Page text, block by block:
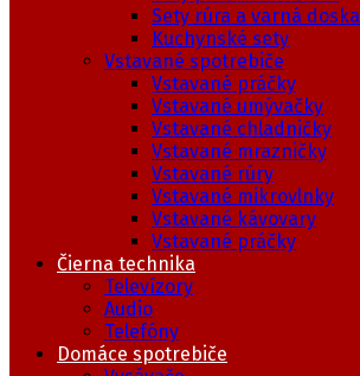
Sety rúra a varná doska
Kuchynské sety
Vstavané spotrebiče
Vstavané práčky
Vstavané umývačky
Vstavané chladničky
Vstavané mrazničky
Vstavané rúry
Vstavané mikrovlnky
Vstavané kávovary
Vstavané práčky
Čierna technika
Televízory
Audio
Telefóny
Domáce spotrebiče